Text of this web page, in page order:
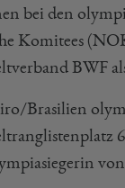
bei den
Komitees
BWF
Brasilien